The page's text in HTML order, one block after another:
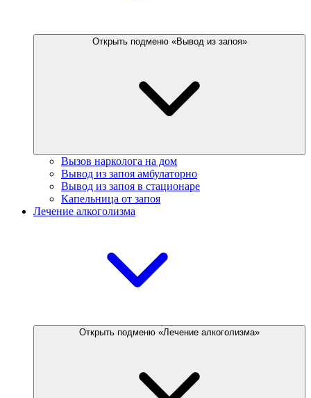
Открыть подменю «Вывод из запоя»
Вызов нарколога на дом
Вывод из запоя амбулаторно
Вывод из запоя в стационаре
Капельница от запоя
Лечение алкоголизма
Открыть подменю «Лечение алкоголизма»